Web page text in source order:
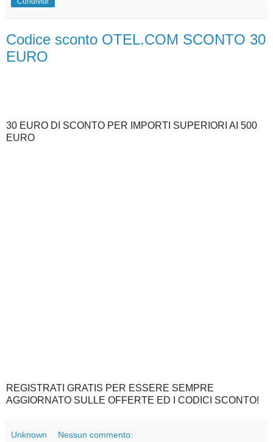
Codice sconto OTEL.COM SCONTO 30
EURO
30 EURO DI SCONTO PER IMPORTI SUPERIORI AI 500
EURO
REGISTRATI GRATIS PER ESSERE SEMPRE
AGGIORNATO SULLE OFFERTE ED I CODICI SCONTO!
Unknown Nessun commento: